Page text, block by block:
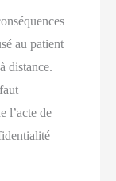
au patient
distance.
l’acte de